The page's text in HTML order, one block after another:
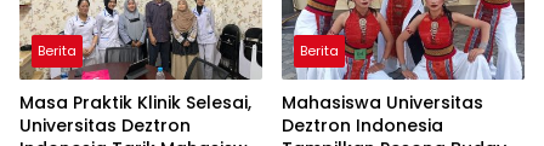
Berita
Masa Praktik Klinik Selesai,
Universitas Deztron
Berita
Mahasiswa Universitas
Deztron Indonesia